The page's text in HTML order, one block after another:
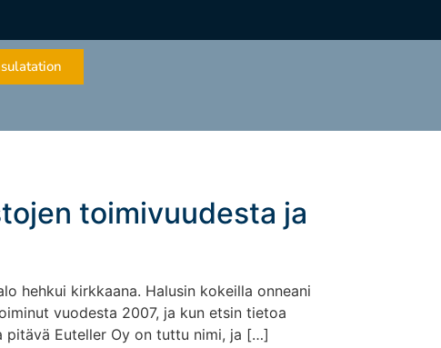
toimivuudesta ja
hehkui kirkkaana. Halusin kokeilla onneani
vuodesta 2007, ja kun etsin tietoa
pitävä Euteller Oy on tuttu nimi, ja […]